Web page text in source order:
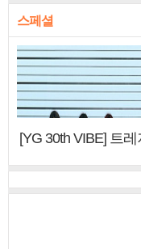
스페셜
[YG 30th VIBE] 트